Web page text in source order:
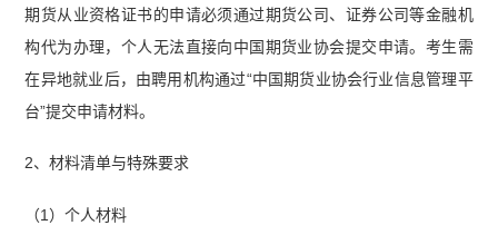
期货从业资格证书的申请必须通过期货公司、证券公司等金融机
构代为办理，个人无法直接向中国期货业协会提交申请。考生需
在异地就业后，由聘用机构通过“中国期货业协会行业信息管理平
台”提交申请材料。
2、材料清单与特殊要求
（1）个人材料